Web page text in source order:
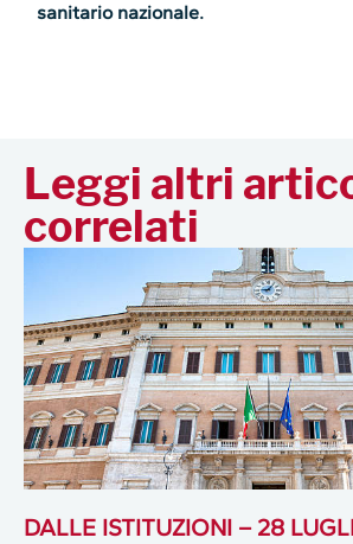
sanitario nazionale.
Leggi altri
correlati
DALLE ISTITUZIONI – 28